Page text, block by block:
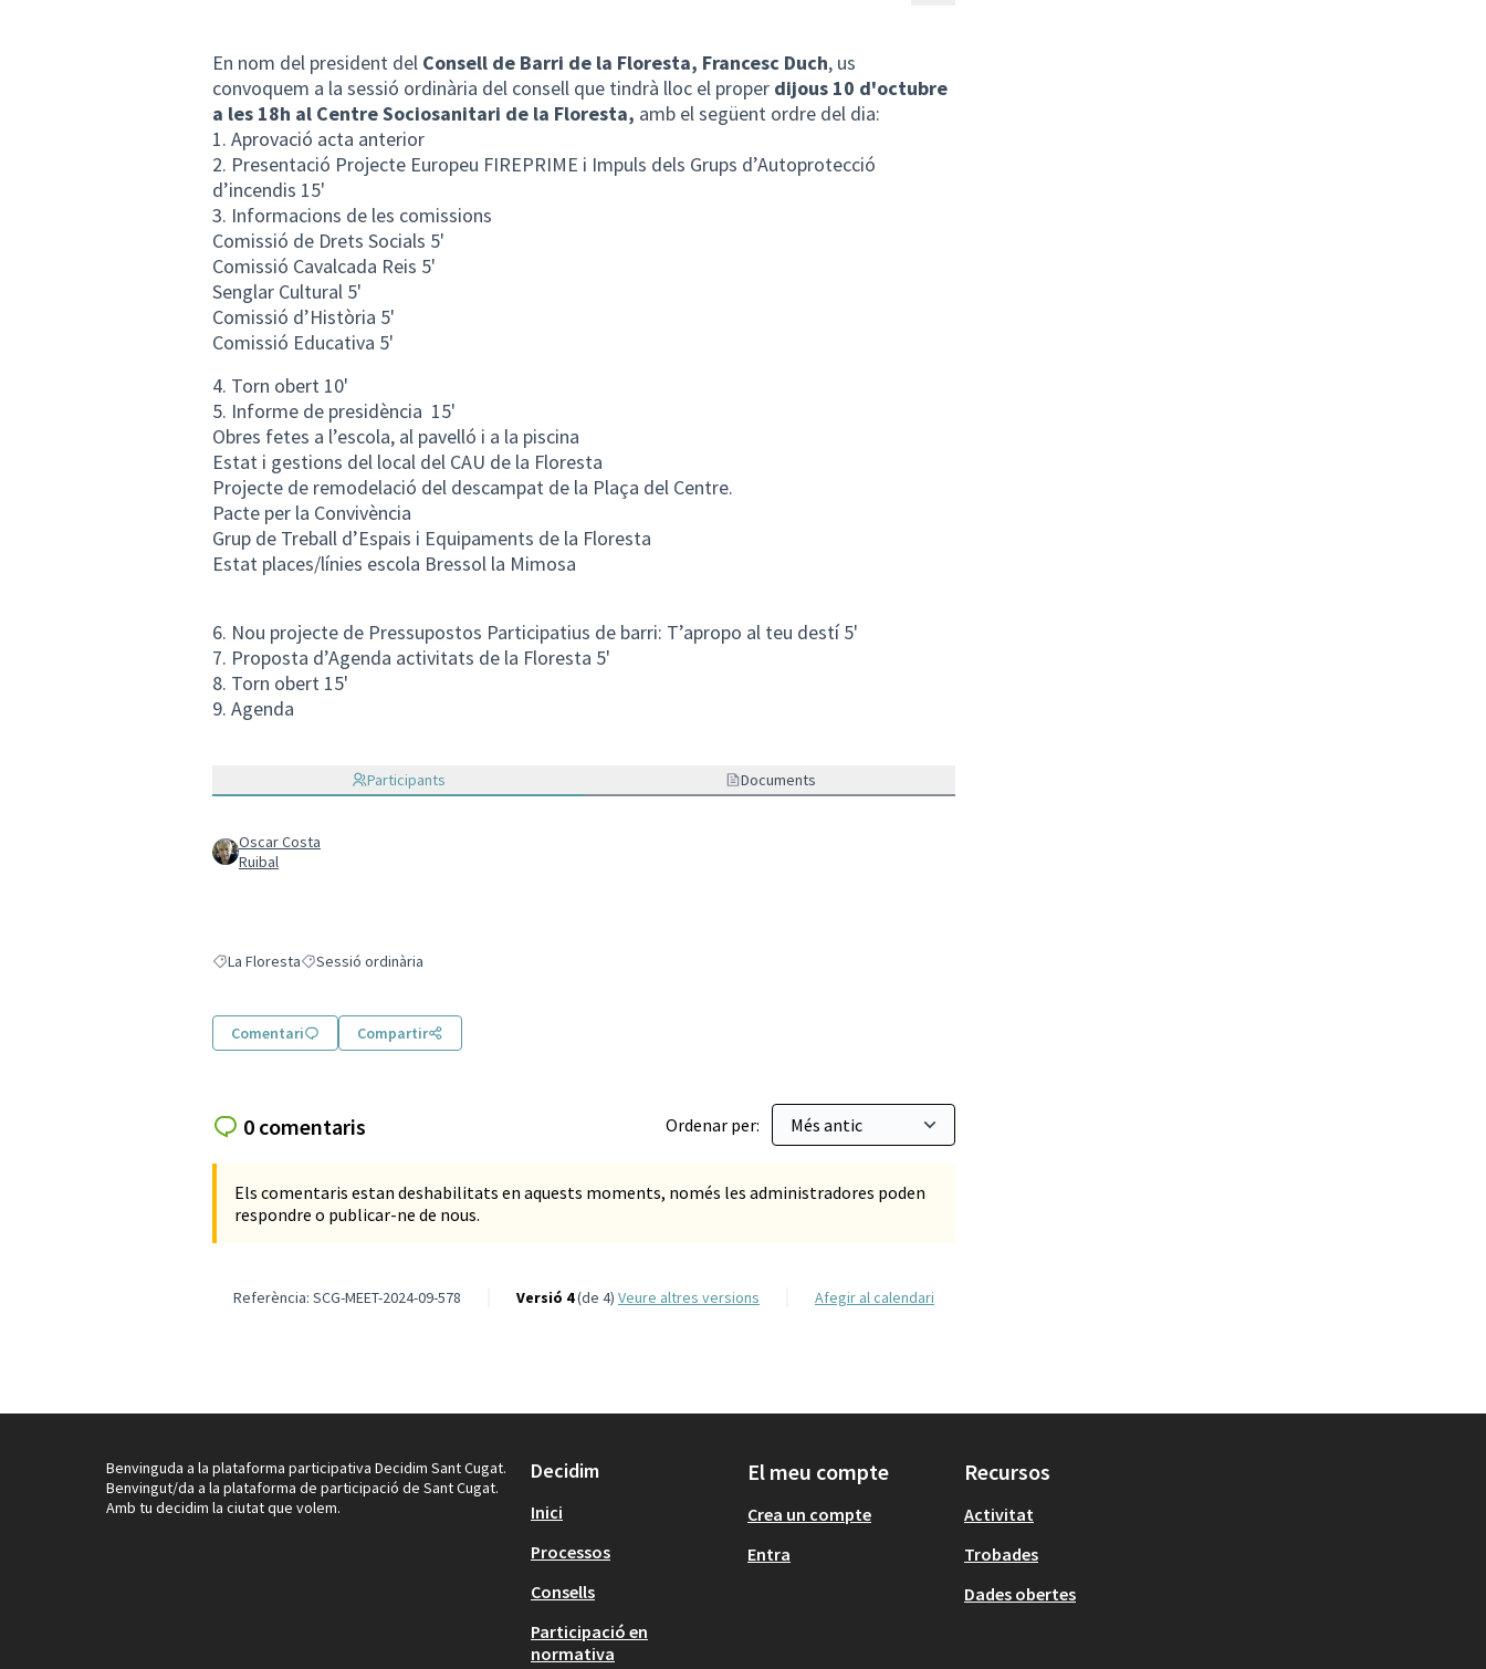
En nom del president del Consell de Barri de la Floresta, Francesc Duch, us
convoquem a la sessió ordinària del consell que tindrà lloc el proper dijous 10 d'octubre
a les 18h al Centre Sociosanitari de la Floresta, amb el següent ordre del dia:
1. Aprovació acta anterior
2. Presentació Projecte Europeu FIREPRIME i Impuls dels Grups d’Autoprotecció
d’incendis 15'
3. Informacions de les comissions
Comissió de Drets Socials 5'
Comissió Cavalcada Reis 5'
Senglar Cultural 5'
Comissió d’Història 5'
Comissió Educativa 5'
4. Torn obert 10'
5. Informe de presidència 15'
Obres fetes a l’escola, al pavelló i a la piscina
Estat i gestions del local del CAU de la Floresta
Projecte de remodelació del descampat de la Plaça del Centre.
Pacte per la Convivència
Grup de Treball d’Espais i Equipaments de la Floresta
Estat places/línies escola Bressol la Mimosa
6. Nou projecte de Pressupostos Participatius de barri: T’apropo al teu destí 5'
7. Proposta d’Agenda activitats de la Floresta 5'
8. Torn obert 15'
9. Agenda
Participants Documents
Oscar Costa
Ruibal
Resultats en filtrar per: La Floresta
La FlorestaResultats en filtrar per: Sessió ordinària
Sessió ordinària
Comentari Compartir
0 comentaris Ordenar per:
Els comentaris estan deshabilitats en aquests moments, només les administradores poden
respondre o publicar-ne de nous.
Referència: SCG-MEET-2024-09-578 Versió 4(de 4) veure altres versions Afegir al calendari
Benvinguda a la plataforma participativa Decidim Sant Cugat.
Benvingut/da a la plataforma de participació de Sant Cugat.
Amb tu decidim la ciutat que volem.
Decidim
Inici
Processos
Consells
Participació en
normativa
El meu compte
Crea un compte
Entra
Recursos
Activitat
Trobades
Dades obertes